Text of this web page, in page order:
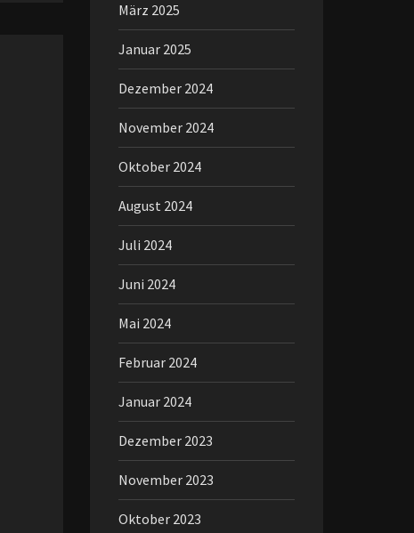
März 2025
Januar 2025
Dezember 2024
November 2024
Oktober 2024
August 2024
Juli 2024
Juni 2024
Mai 2024
Februar 2024
Januar 2024
Dezember 2023
November 2023
Oktober 2023